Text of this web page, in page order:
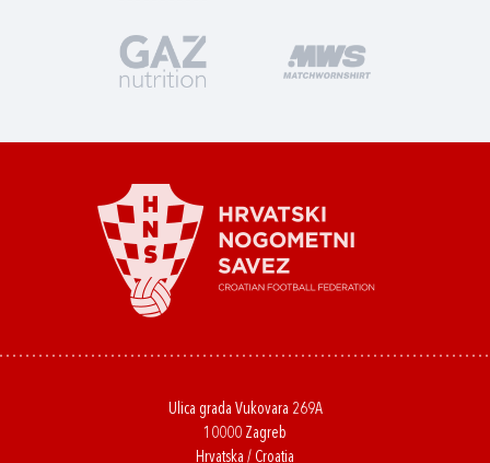
Ulica grada Vukovara 269A
10000 Zagreb
Hrvatska / Croatia